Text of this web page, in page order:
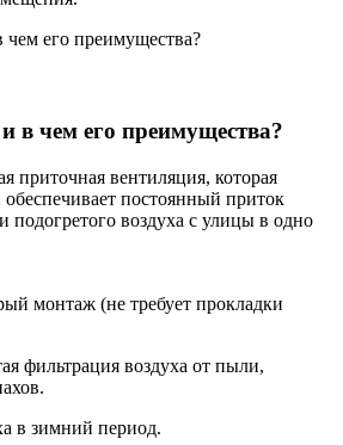
чем его преимущества?
в чем его преимущества?
приточная вентиляция, которая
обеспечивает постоянный приток
подогретого воздуха с улицы в одно
монтаж (не требует прокладки
фильтрация воздуха от пыли,
в зимний период.